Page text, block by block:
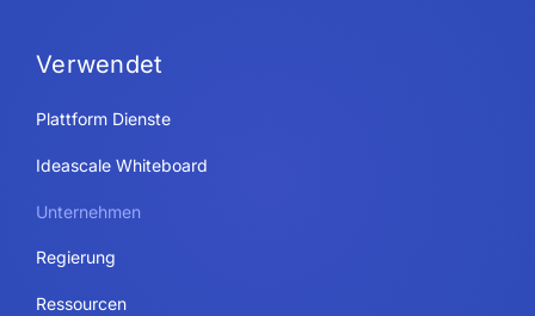
Verwendet
Plattform Dienste
Ideascale Whiteboard
Unternehmen
Regierung
Ressourcen